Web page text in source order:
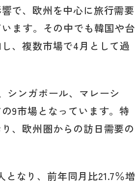
で、欧州を中心に旅行需要
ます。その中でも韓国や台
、複数市場で4月として過
シンガポール、マレーシ
9市場となっています。特
、欧州圏からの訪日需要の
なり、前年同月比21.7％増